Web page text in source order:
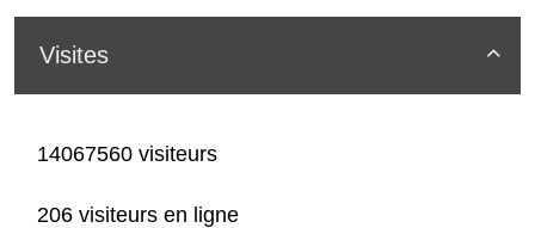

Visites
14067560 visiteurs
206 visiteurs en ligne